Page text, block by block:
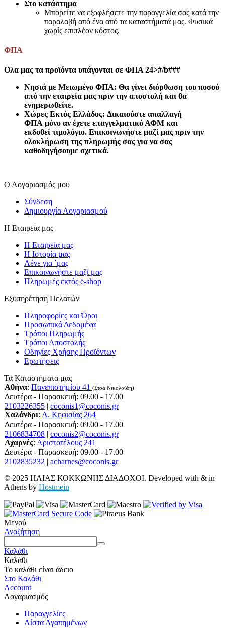
Στο κατάστημα
Μπορείτε να εξοφλήσετε την παραγγελία σας κατά την
παραλαβή από ένα από τα καταστήματά μας. Φυσικά
χωρίς επιπλέον κόστος.
ΦΠΑ
Ολα μας τα προϊόντα υπάγονται σε ΦΠΑ 24>#/b###
Νησιά με Μειωμένο ΦΠΑ: Θα γίνει διόρθωση του ποσού
από την εταιρεία μας πριν την αποστολή και θα
ενημερωθείτε.
Χώρες Εκτός Ελλάδος: Δικαιούστε απαλλαγή
ΦΠΑ μόνο αν έχετε επαγγελματικό ΑΦΜ και
εκδοθεί τιμολόγιο. Επικοινωνήστε μαζί μας πριν την
ολοκλήρωση της πληρωμής σας για να σας
καθοδηγήσουμε σχετικά.
Ο Λογαριασμός μου
Σύνδεση
Δημιουργία Λογαριασμού
Η Εταιρεία μας
Η Εταιρεία μας
Η Ιστορία μας
Λένε για ΄μας
Επικοινωνήστε μαζί μας
Πληρωμές εκτός e-shop
Εξυπηρέτηση Πελατών
Πληροφορίες και Όροι
Προσωπικά Δεδομένα
Τρόποι Πληρωμής
Τρόποι Αποστολής
Οδηγίες Χρήσης Προϊόντων
Ερωτήσεις
Τα Καταστήματα μας
Αθήνα: Πανεπιστημίου 41 (Στοά Νικολούδη)
Δευτέρα - Παρασκευή: 09.00 - 17.00
2103226355 | coconis1@coconis.gr
Χαλάνδρι: Λ. Κηφισίας 264
Δευτέρα - Παρασκευή: 09.00 - 17.00
2106834708 | coconis2@coconis.gr
Αχαρνές: Αριστοτέλους 241
Δευτέρα - Παρασκευή: 09.00 - 17.00
2102835232 | acharnes@coconis.gr
© 2025 ΗΛΙΑΣ ΚΟΚΚΩΝΗΣ ΔΙΑΔΟΧΟΙ. Developed with & in
Athens by Hostmein
Μενού
Αναζήτηση
Καλάθι
Καλάθι
Το καλάθι είναι άδειο
Στο Καλάθι
Account
Λογαριασμός
Παραγγελίες
Λίστα Αγαπημένων